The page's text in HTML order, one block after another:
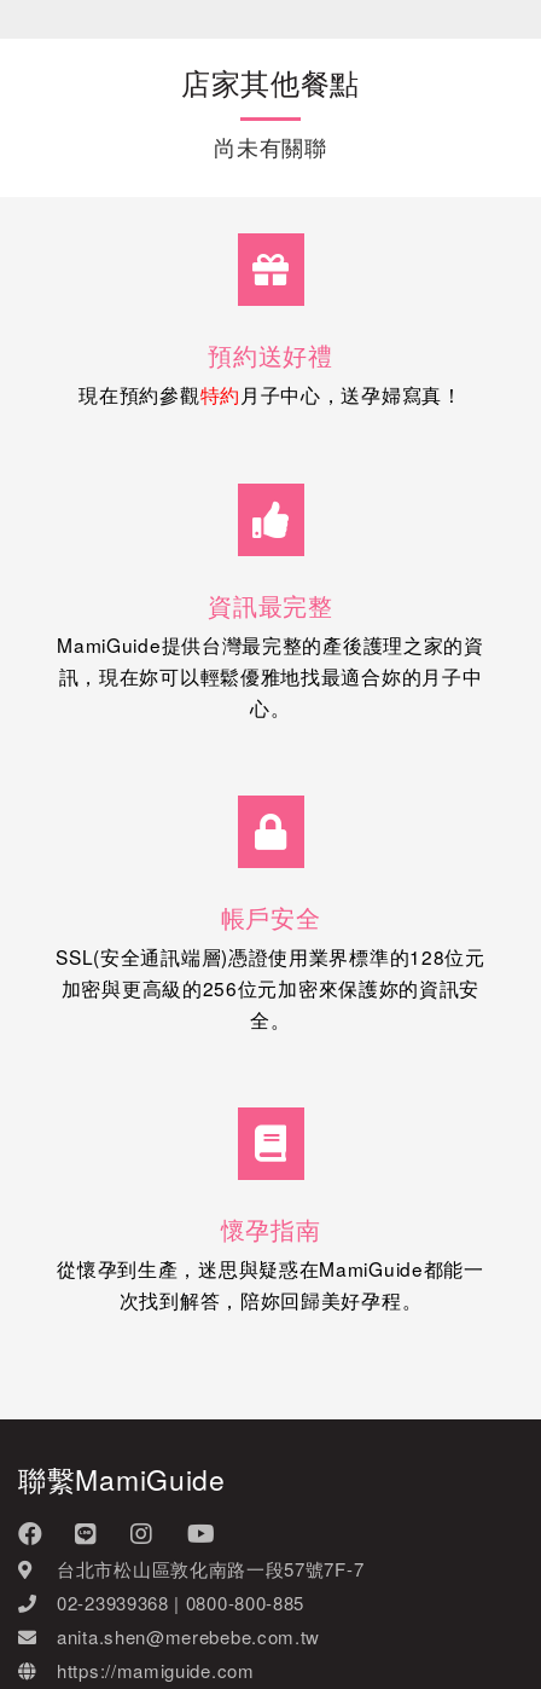
店家其他餐點
尚未有關聯
預約送好禮
現在預約參觀特約 月子中心，送孕婦寫真！
資訊最完整
MamiGuide提供台灣最完整的產後護理之家的資
訊，現在妳可以輕鬆優雅地找最適合妳的月子中
心。
帳戶安全
SSL(安全通訊端層)憑證使用業界標準的128位元
加密與更高級的256位元加密來保護妳的資訊安
全。
懷孕指南
從懷孕到生產，迷思與疑惑在MamiGuide都能一
次找到解答，陪妳回歸美好孕程。
聯繫MamiGuide
台北市松山區敦化南路一段57號7F-7
02-23939368 | 0800-800-885
anita.shen@merebebe.com.tw
https://mamiguide.com